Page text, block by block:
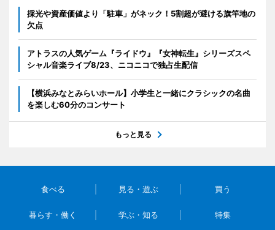
採光や資産価値より「駐車」がネック！5割超が避ける旗竿地の
欠点
アトラスの人気ゲーム『ライドウ』『女神転生』シリーズスペ
シャル音楽ライブ8/23、ニコニコで独占生配信
【横浜みなとみらいホール】小学生と一緒にクラシックの名曲
を楽しむ60分のコンサート
もっと見る
食べる 見る・遊ぶ 買う
暮らす・働く 学ぶ・知る 特集